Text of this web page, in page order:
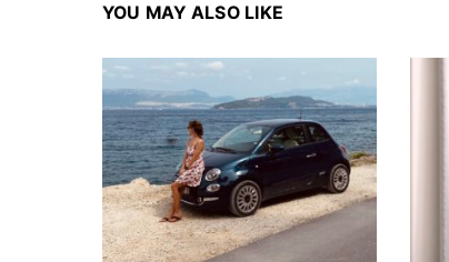
YOU MAY ALSO LIKE